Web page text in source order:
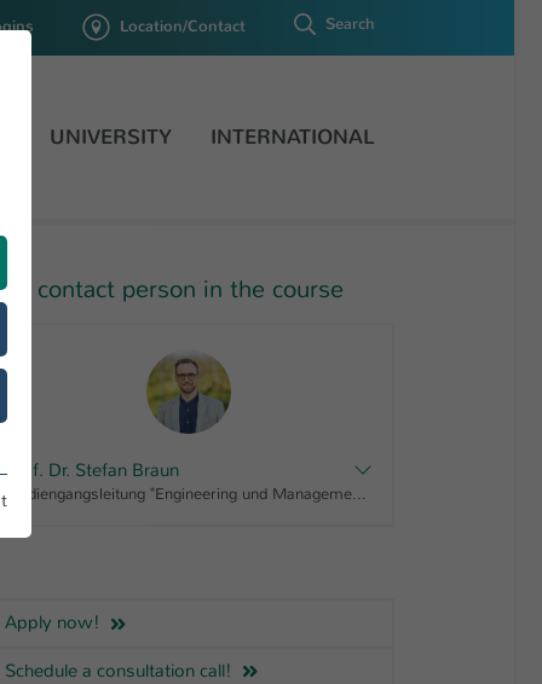
Location/Contact Search
UNIVERSITY INTERNATIONAL
contact person in the course
Prof. Dr. Stefan Braun
Studiengangsleitung "Engineering und Management in den Mikro- und Nanotechnologien, Master", Fachbereichsrat IMST, Fachausschuss Studium und Lehre MST
Apply now!
Schedule a consultation call!